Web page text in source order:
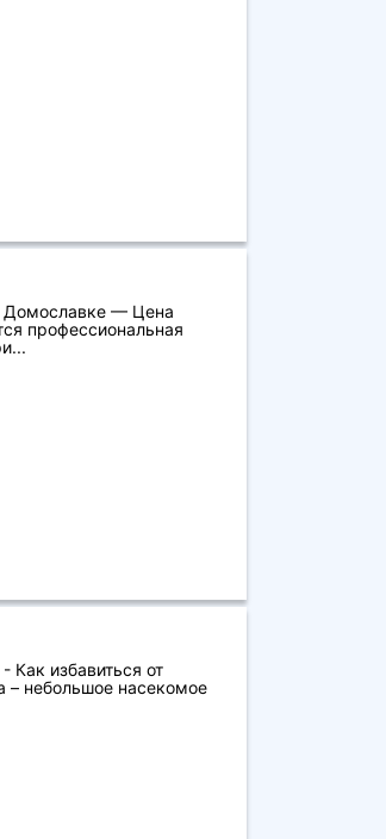
Домославке — Цена
профессиональная
Как избавиться от
– небольшое насекомое